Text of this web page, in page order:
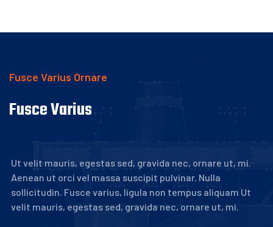
Fusce Varius Ornare
Fusce Varius
Ut velit mauris, egestas sed, gravida nec, ornare ut, mi.
Aenean ut orci vel massa suscipit pulvinar. Nulla
sollicitudin. Fusce varius, ligula non tempus aliquam Ut
velit mauris, egestas sed, gravida nec, ornare ut, mi.